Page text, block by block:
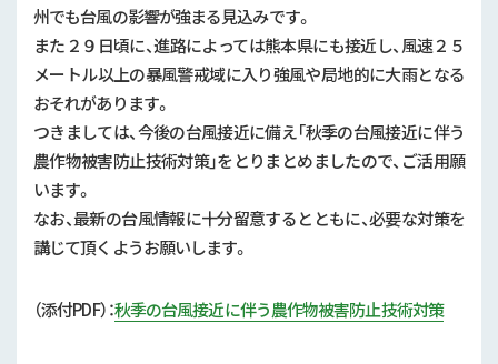
州でも台風の影響が強まる見込みです。
また２９日頃に、進路によっては熊本県にも接近し、風速２５
メートル以上の暴風警戒域に入り強風や局地的に大雨となる
おそれがあります。
つきましては、今後の台風接近に備え「秋季の台風接近に伴う
農作物被害防止技術対策」をとりまとめましたので、ご活用願
います。
なお、最新の台風情報に十分留意するとともに、必要な対策を
講じて頂くようお願いします。
（添付PDF）：秋季の台風接近に伴う農作物被害防止技術対策
病害虫
行政情報
補助事業
試験研究
農家紹介
2019年 (5)